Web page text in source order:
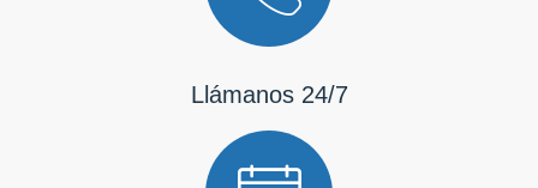
Llámanos 24/7